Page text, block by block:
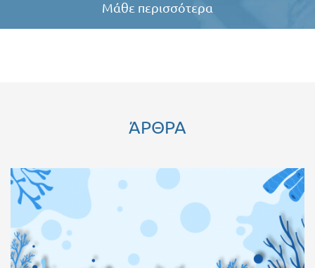
Μάθε περισσότερα
ΆΡΘΡΑ